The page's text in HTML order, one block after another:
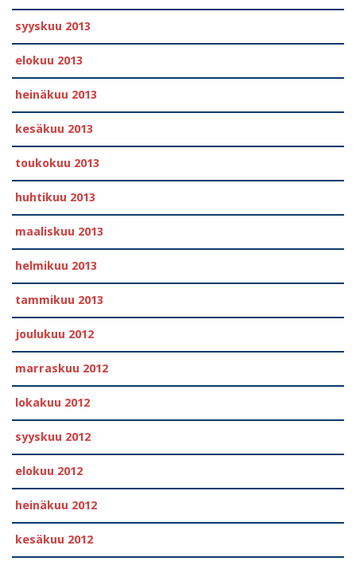
syyskuu 2013
elokuu 2013
heinäkuu 2013
kesäkuu 2013
toukokuu 2013
huhtikuu 2013
maaliskuu 2013
helmikuu 2013
tammikuu 2013
joulukuu 2012
marraskuu 2012
lokakuu 2012
syyskuu 2012
elokuu 2012
heinäkuu 2012
kesäkuu 2012